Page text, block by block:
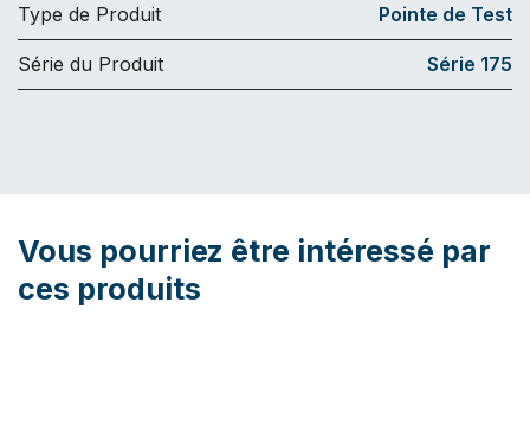
Type de Produit Pointe de Test
Série du Produit Série 175
Vous pourriez être intéressé par
ces produits